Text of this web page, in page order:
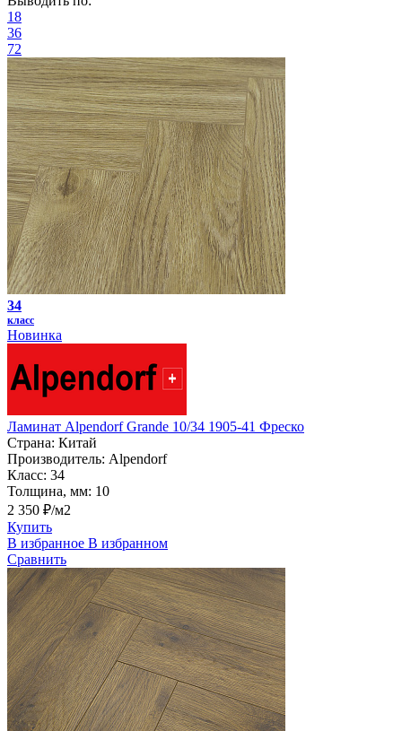
18
36
72
34
класс
Новинка
Ламинат Alpendorf Grande 10/34 1905-41 Фреско
Страна: Китай
Производитель: Alpendorf
Класс: 34
Толщина, мм: 10
2 350 ₽/м2
Купить
В избранное В избранном
Сравнить